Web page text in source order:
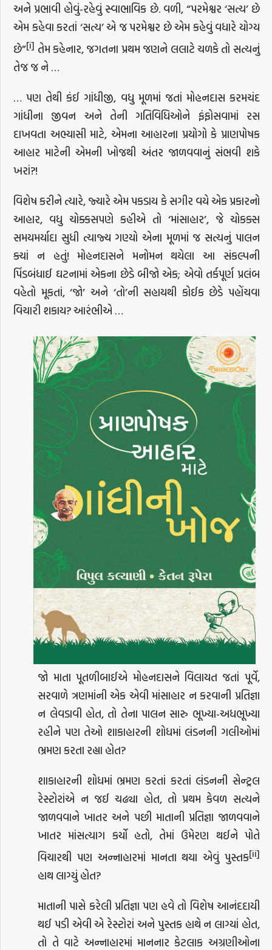
અને પ્રભાવી હોવું-રહેવું સ્વાભાવિક છે. વળી, “પરમેશ્વર ‘સત્ય’ છે
એમ કહેવા કરતાં ‘સત્ય’ એ જ પરમેશ્વર છે એમ કહેવું વધારે યોગ્ય
છે”[i] તેમ કહેનાર, જગતના પ્રથમ જણને લલાટે ચળકે તો સત્યનું
તેજ જ ને …
… પણ તેથી કંઈ ગાંધીજી, વધુ મૂળમાં જતાં મોહનદાસ કરમચંદ
ગાંધીના જીવન અને તેની ગતિવિધિઓને ફંફોસવામાં રસ
દાખવતા અભ્યાસી માટે, એમના આહારના પ્રયોગો કે પ્રાણપોષક
આહાર માટેની એમની ખોજથી અંતર જાળવવાનું સંભવી શકે
ખરાં?!
વિશેષ કરીને ત્યારે, જ્યારે એમ પકડાય કે સગીર વયે એક પ્રકારનો
આહાર, વધુ ચોક્કસપણે કહીએ તો ‘માંસાહાર’, જે ચોકક્સ
સમયમર્યાદા સુધી ત્યાજ્ય ગણ્યો એના મૂળમાં જ સત્યનું પાલન
ક્યાં ન હતું! મોહનદાસને મનોમન થયેલા આ સંકલ્પની
પિંડબંધાઈ ઘટનામાં એકના છેડે બીજો એક; એવો તર્કપૂર્ણ પ્રલંબ
વહેતો મૂકતાં, ‘જો’ અને ‘તો’ની સહાયથી કોઈક છેડે પહોંચવા
વિચારી શકાય? આરંભીએ …
જો માતા પૂતળીબાઈએ મોહનદાસને વિલાયત જતાં પૂર્વે,
સરવાળે ત્રણમાંની એક એવી માંસાહાર ન કરવાની પ્રતિજ્ઞા
ન લેવડાવી હોત, તો તેના પાલન સારુ ભૂખ્યા-અધભૂખ્યા
રહીને પણ તેઓ શાકાહારની શોધમાં લંડનની ગલીઓમાં
ભ્રમણ કરતા રહ્યા હોત?
શાકાહારની શોધમાં ભ્રમણ કરતાં કરતાં લંડનની સેન્ટ્રલ
રેસ્ટોરાંએ ન જઈ ચઢ્યા હોત, તો પ્રથમ કેવળ સત્યને
જાળવવાને ખાતર અને પછી માતાની પ્રતિજ્ઞા જાળવવાને
ખાતર માંસત્યાગ કર્યો હતો, તેમાં ઉમેરણ થઈને પોતે
વિચારથી પણ અન્નાહારમાં માનતા થયા એવું પુસ્તક[ii]
હાથ લાગ્યું હોત?
માતાની પાસે કરેલી પ્રતિજ્ઞા પણ હવે તો વિશેષ આનંદદાયી
થઈ પડી એવી એ રેસ્ટોરાં અને પુસ્તક હાથે ન લાગ્યાં હોત,
તો તે વાટે અન્નાહારમાં માનનાર કેટલાક અગ્રણીઓના